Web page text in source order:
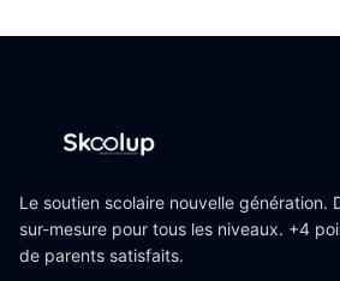
Le soutien scolaire nouvelle génération.
sur-mesure pour tous les niveaux. +4
de parents satisfaits.